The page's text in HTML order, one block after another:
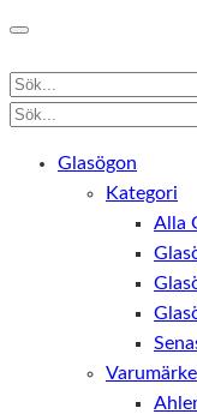
Glasögon
Kategori
Alla
Varumärke